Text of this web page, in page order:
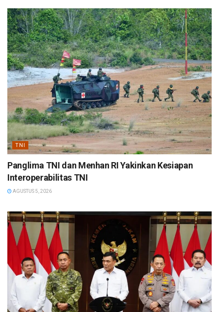
TNI
Panglima TNI dan Menhan RI Yakinkan Kesiapan
Interoperabilitas TNI
AGUSTUS 5, 2026